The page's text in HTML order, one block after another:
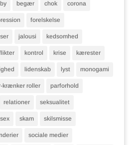
begær chok corona
forelskelse
jalousi kedsomhed
kontrol krise kærester
lidenskab lyst monogami
krænker roller parforhold
relationer seksualitet
sex skam skilsmisse
sociale medier